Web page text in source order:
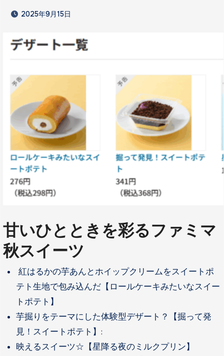
2025年9月15日
甘いひとときを彩るファミマ
秋スイーツ
紅はるかの芋あんとホイップクリームをスイートポ
テト生地で包み込んだ【ロールケーキみたいなスイー
トポテト】
芋掘りをテーマにした体験型デザート？【掘って発
見！スイートポテト】:
映えるスイーツ☆【星降る夜のミルクプリン】